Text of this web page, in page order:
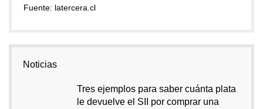
Fuente: latercera.cl
Noticias
Tres ejemplos para saber cuánta plata
le devuelve el SII por comprar una